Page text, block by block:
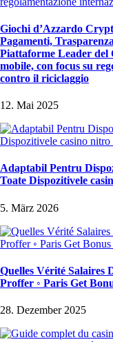
Giochi d’Azzardo
Pagamenti,
Piattaforme Leader del
mobile, con focus su
contro il riciclaggio
12. Mai 2025
Adaptabil Pentru
Toate Dispozitivele
5. März 2026
Quelles Vérité Salaires
Proffer ◦ Paris Get
28. Dezember 2025